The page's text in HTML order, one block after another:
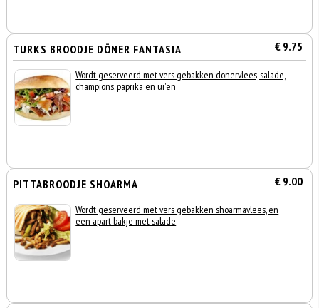
TURKS BROODJE DÖNER FANTASIA € 9.75
Wordt geserveerd met vers gebakken donervlees, salade,
champions, paprika en ui'en
PITTABROODJE SHOARMA € 9.00
Wordt geserveerd met vers gebakken shoarmavlees, en
een apart bakje met salade